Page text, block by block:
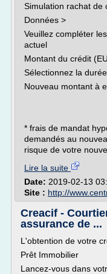
Simulation rachat de
Données >
Veuillez compléter
actuel
Montant du crédit
Sélectionnez la
Nouveau montant à
* frais de mandat
demandés au
risque de votre
Lire la suite
Date: 2019-02-13
Site : http://
Creacif -
assurance de ...
L'obtention de votre
Prêt Immobilier
Lancez-vous dans